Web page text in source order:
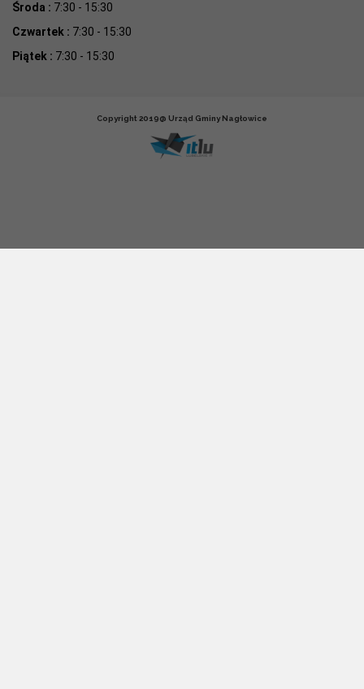
Środa : 7:30 - 15:30
Czwartek : 7:30 - 15:30
Piątek : 7:30 - 15:30
Copyright 2019@ Urząd Gminy Nagłowice